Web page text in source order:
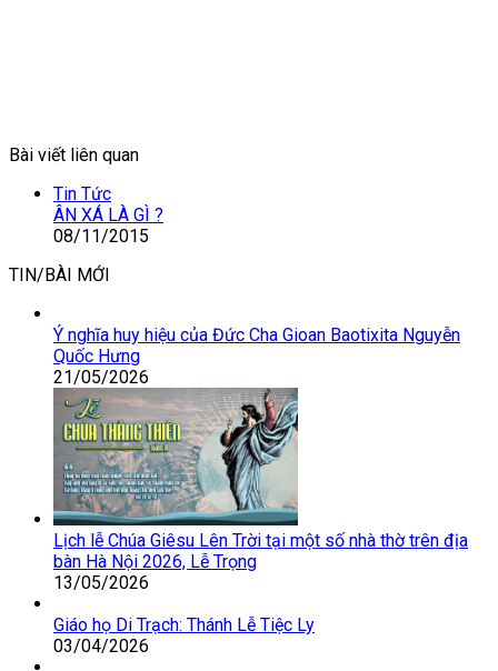
Bài viết liên quan
Tin Tức
ÂN XÁ LÀ GÌ ?
08/11/2015
TIN/BÀI MỚI
Ý nghĩa huy hiệu của Đức Cha Gioan Baotixita Nguyễn
Quốc Hưng
21/05/2026
Lịch lễ Chúa Giêsu Lên Trời tại một số nhà thờ trên địa
bàn Hà Nội 2026, Lễ Trọng
13/05/2026
Giáo họ Di Trạch: Thánh Lễ Tiệc Ly
03/04/2026